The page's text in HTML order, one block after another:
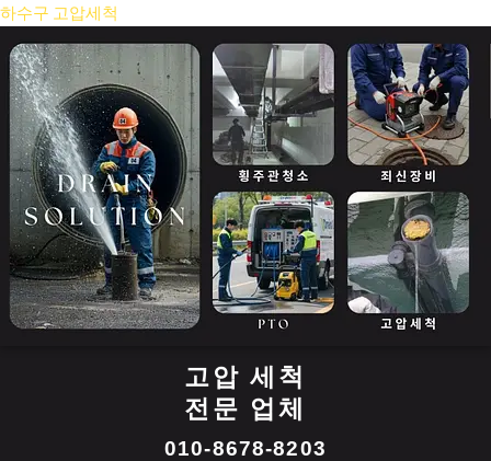
콘
츠
로
너
뛰
기
하수구 고압세척
고압 세척
전문 업체
010-8678-8203